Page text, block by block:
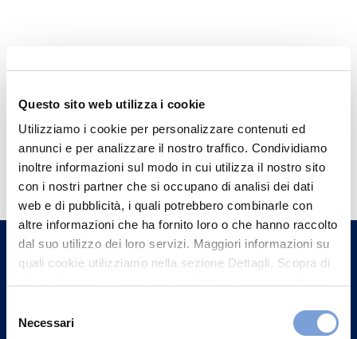
Questo sito web utilizza i cookie
Utilizziamo i cookie per personalizzare contenuti ed
annunci e per analizzare il nostro traffico. Condividiamo
inoltre informazioni sul modo in cui utilizza il nostro sito
con i nostri partner che si occupano di analisi dei dati
web e di pubblicità, i quali potrebbero combinarle con
altre informazioni che ha fornito loro o che hanno raccolto
dal suo utilizzo dei loro servizi. Maggiori informazioni su
quali cookie utilizziamo nella sezione Dettagli. Scopra di
può trovare nel footer del sito nella sezione "Informativa
delNecessari
Hai bisogno di
informazioni?
Trova l'Agenzia più vicina a te e parla con
un nostro Agente.